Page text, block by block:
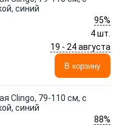
синий
95%
4 шт.
19 - 24 августа
В корзину
Clingo, 79-110 см, с
синий
88%